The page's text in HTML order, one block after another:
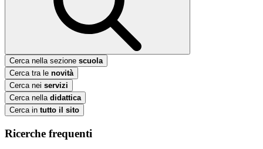
Cerca nella sezione scuola
Cerca tra le novità
Cerca nei servizi
Cerca nella didattica
Cerca in tutto il sito
Ricerche frequenti